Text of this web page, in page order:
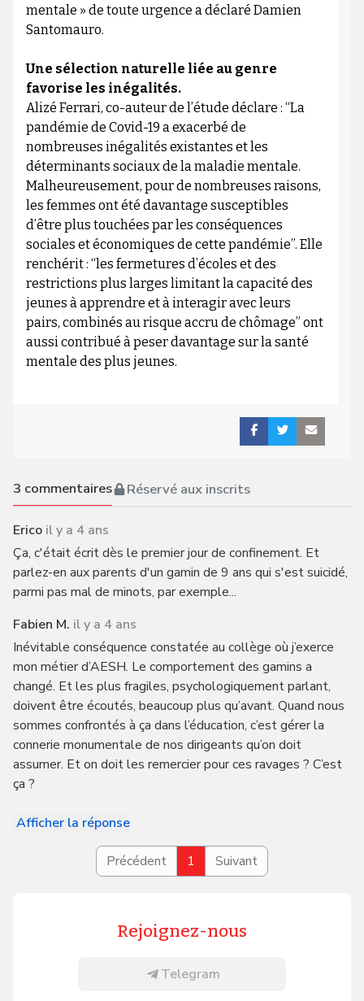
mentale » de toute urgence a déclaré Damien
Santomauro.
Une sélection naturelle liée au genre
favorise les inégalités.
Alizé Ferrari, co-auteur de l’étude déclare : “La
pandémie de Covid-19 a exacerbé de
nombreuses inégalités existantes et les
déterminants sociaux de la maladie mentale.
Malheureusement, pour de nombreuses raisons,
les femmes ont été davantage susceptibles
d’être plus touchées par les conséquences
sociales et économiques de cette pandémie”. Elle
renchérit : “les fermetures d’écoles et des
restrictions plus larges limitant la capacité des
jeunes à apprendre et à interagir avec leurs
pairs, combinés au risque accru de chômage” ont
aussi contribué à peser davantage sur la santé
mentale des plus jeunes.
3 commentaires Réservé aux inscrits
Erico il y a 4 ans
Ça, c'était écrit dès le premier jour de confinement. Et
parlez-en aux parents d'un gamin de 9 ans qui s'est suicidé,
parmi pas mal de minots, par exemple...
Fabien M. il y a 4 ans
Inévitable conséquence constatée au collège où j’exerce
mon métier d’AESH. Le comportement des gamins a
changé. Et les plus fragiles, psychologiquement parlant,
doivent être écoutés, beaucoup plus qu’avant. Quand nous
sommes confrontés à ça dans l’éducation, c’est gérer la
connerie monumentale de nos dirigeants qu’on doit
assumer. Et on doit les remercier pour ces ravages ? C’est
ça ?
Afficher la réponse
Précédent 1 Suivant
Rejoignez-nous
Telegram